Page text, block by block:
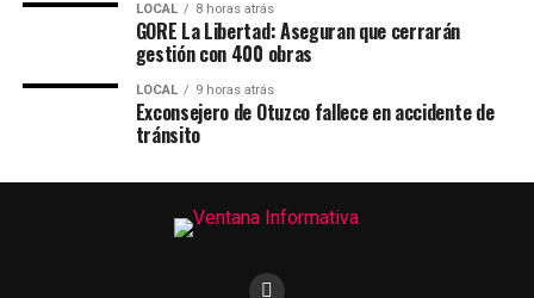
LOCAL 8 horas atrás
GORE La Libertad: Aseguran que cerrarán
gestión con 400 obras
LOCAL 9 horas atrás
Exconsejero de Otuzco fallece en accidente de
tránsito